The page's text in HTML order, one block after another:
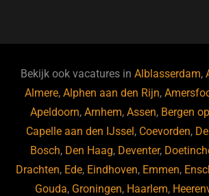
b
o
o
k
ky dI
n
Bekijk ook vacatures inAlblasserdam,
Almere,Alphen aan den Rijn,
Apeldoorn,Arnhem,Assen, Bergen
Capelle aan den IJssel , Coevorden,
Bosch, Den Haag, Deventer,
Drachten, Ede, Eindhoven, Emmen,
Gouda, Groningen, Haarlem,